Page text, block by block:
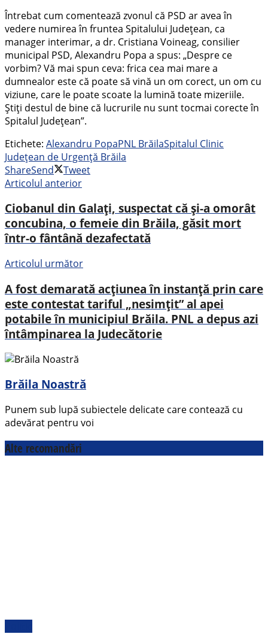
Întrebat cum comentează zvonul că PSD ar avea în
vedere numirea în fruntea Spitalului Județean, ca
manager interimar, a dr. Cristiana Voineag, consilier
municipal PSD, Alexandru Popa a spus: „Despre ce
vorbim? Vă mai spun ceva: frica cea mai mare a
dumnealor este că poate să vină un om corect, un om cu
viziune, care le poate scoate la lumină toate mizeriile.
Știți destul de bine că lucrurile nu sunt tocmai corecte în
Spitalul Județean”.
Etichete: Alexandru PopaPNL BrăilaSpitalul Clinic
Județean de Urgență Brăila
ShareSend
Tweet
Articolul anterior
Ciobanul din Galați, suspectat că și-a omorât
concubina, o femeie din Brăila, găsit mort
într-o fântână dezafectată
Articolul următor
A fost demarată acțiunea în instanță prin care
este contestat tariful „nesimțit” al apei
potabile în municipiul Brăila. PNL a depus azi
întâmpinarea la Judecătorie
Brăila Noastră
Punem sub lupă subiectele delicate care contează cu
adevărat pentru voi
Alte recomandări